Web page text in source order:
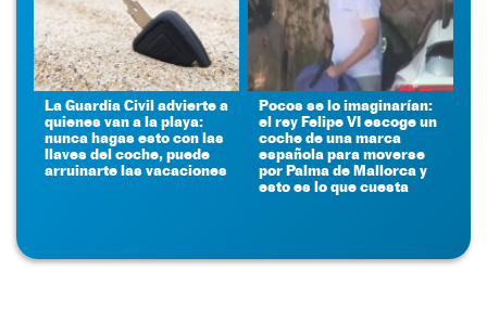
La Guardia Civil advierte a
quienes van a la playa:
nunca hagas esto con las
llaves del coche, puede
arruinarte las vacaciones
Pocos se lo imaginarían:
el rey Felipe VI escoge un
coche de una marca
española para moverse
por Palma de Mallorca y
esto es lo que cuesta